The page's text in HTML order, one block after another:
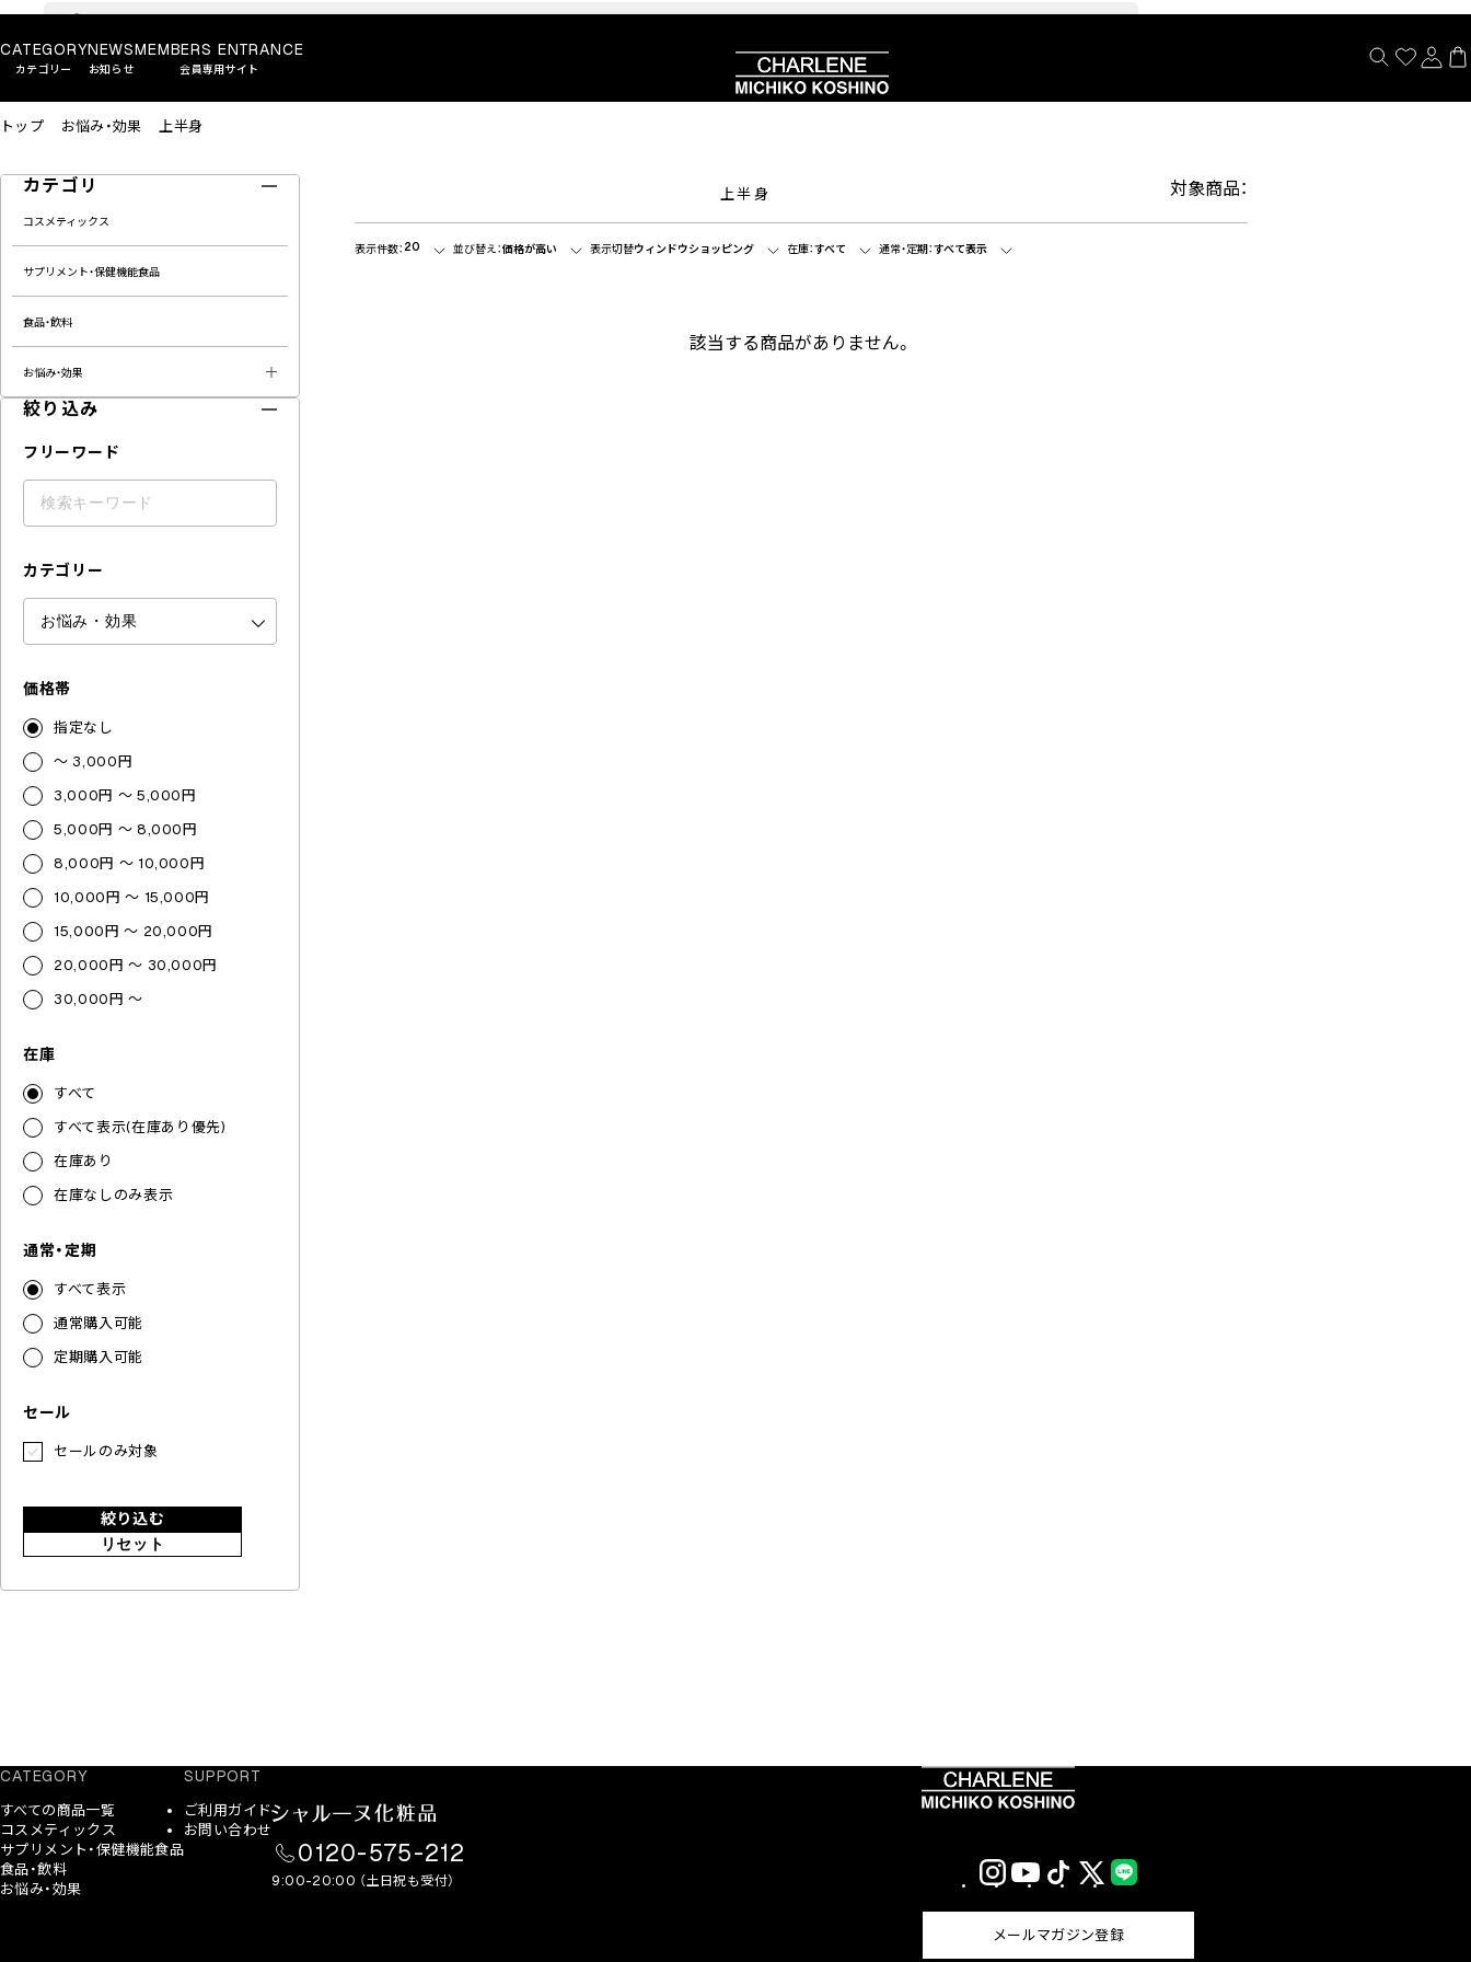
CATEGORY
カテゴリー
NEWS
お知らせ
MEMBERS ENTRANCE
会員専用サイト
トップ お悩み・効果 上半身
カテゴリ
コスメティックス
サプリメント・保健機能食品
食品・飲料
お悩み・効果
絞り込み
フリーワード
カテゴリー
価格帯
指定なし
～ 3,000円
3,000円 ～ 5,000円
5,000円 ～ 8,000円
8,000円 ～ 10,000円
10,000円 ～ 15,000円
15,000円 ～ 20,000円
20,000円 ～ 30,000円
30,000円 ～
在庫
すべて
すべて表示(在庫あり優先)
在庫あり
在庫なしのみ表示
通常・定期
すべて表示
通常購入可能
定期購入可能
セール
セールのみ対象
絞り込む
リセット
上半身 対象商品：
表示件数： 20 並び替え：価格が高い 表示切替ウィンドウショッピング 在庫：すべて 通常・定期：すべて表示
該当する商品がありません。
CATEGORY
すべての商品一覧
コスメティックス
サプリメント・保健機能食品
食品・飲料
お悩み・効果
SUPPORT
ご利用ガイド
お問い合わせ
0120-575-212
9:00-20:00 （土日祝も受付）
InstagramYouTubeTikTok X
(Twitter)
メールマガジン登録